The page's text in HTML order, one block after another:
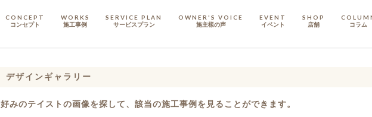
CONCEPT
コンセプト
WORKS
施工事例
戸建て
MANSION
SERVICE PLAN
サービスプラン
OWNER'S VOICE
施主樣の声
EVENT
イベント
SHOP
店舗 コラム
デザインギャラリー
好みのテイストの画像を探して、該当の施工事例を見ることができます。